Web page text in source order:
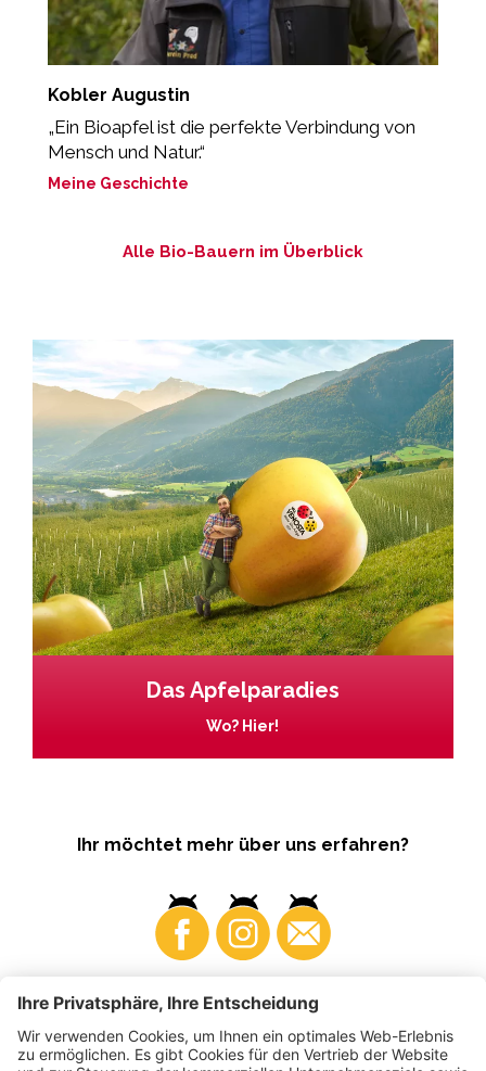
Kobler Augustin
„Ein Bioapfel ist die perfekte Verbindung von
Mensch und Natur.“
Meine Geschichte
Alle Bio-Bauern im Überblick
Das Apfelparadies
Wo? Hier!
Ihr möchtet mehr über uns erfahren?
Business Produzenten